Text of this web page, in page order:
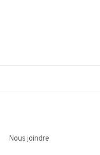
Nous joindre